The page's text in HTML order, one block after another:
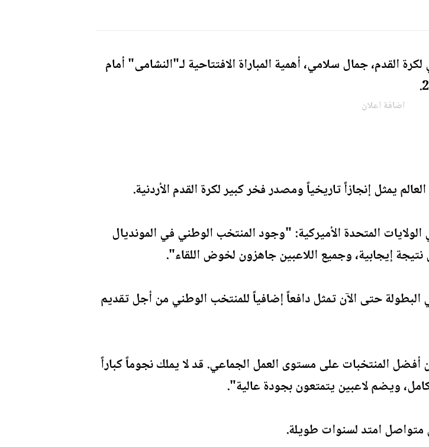
القدم، جمال سلامي، أهمية المباراة الافتتاحية لـ"النشامى" أمام
اضافة اعلان
يمثل إنجازاً تاريخياً ومصدر فخر كبير لكرة القدم الأردنية.
المتحدة الأميركية: "وجود المنتخب الوطني في المونديال
إيجابية، وجميع اللاعبين جاهزون لخوض اللقاء".
البطولة حتى الآن تمثل دافعاً إضافياً للمنتخب الوطني من أجل تقديم
المنتخبات على مستوى العمل الجماعي. قد لا يملك نجوماً كباراً
ويضم لاعبين يتمتعون بجودة عالية".
متواصل امتد لسنوات طويلة.